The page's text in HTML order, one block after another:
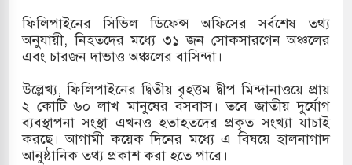
পথে ইসরায়েলীরা,হাতছাড়ার ঝুঁকিতে জরুরি
পাহাড়ি ঢলে ফুঁসে উঠেছে তিস্তা
মুক্তির দাবিতে পাকিস্তানজুড়ে পিটিআইয়ের আজ
ফিলিপাইনের সিভিল ডিফেন্স অফিসের সর্বশেষ তথ্য
অনুযায়ী, নিহতদের মধ্যে ৩১ জন সোকসারগেন অঞ্চলের
এবং চারজন দাভাও অঞ্চলের বাসিন্দা।
উল্লেখ্য, ফিলিপাইনের দ্বিতীয় বৃহত্তম দ্বীপ মিন্দানাওয়ে প্রায়
২ কোটি ৬০ লাখ মানুষের বসবাস। তবে জাতীয় দুর্যোগ
ব্যবস্থাপনা সংস্থা এখনও হতাহতদের প্রকৃত সংখ্যা যাচাই
করছে। আগামী কয়েক দিনের মধ্যে এ বিষয়ে হালনাগাদ
আনুষ্ঠানিক তথ্য প্রকাশ করা হতে পারে।